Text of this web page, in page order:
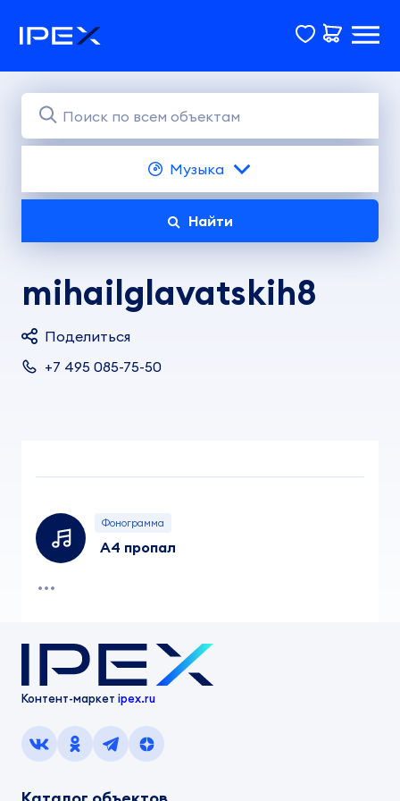
Музыка
Найти
mihailglavatskih8
Поделиться
+7 495 085-75-50
Фонограмма
А4 пропал
Контент-маркет ipex.ru